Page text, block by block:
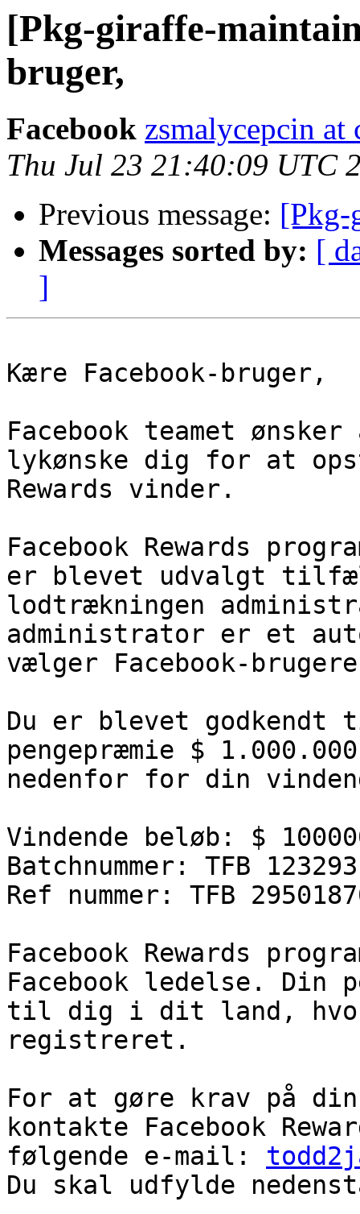
[Pkg-giraffe-
bruger,
Facebook zsmalycepcin at
Thu Jul 23 21:40:09 UTC
Previous message: [Pkg-
Messages sorted by: [
]
Kære Facebook-bruger,
Facebook teamet
lykønske dig for at
Rewards vinder.
Facebook Rewards
er blevet udvalgt
lodtrækningen
administrator er et
vælger Facebook-
Du er blevet
pengepræmie $
nedenfor for din
Vindende beløb: $
Batchnummer: TFB
Ref nummer: TFB
Facebook Rewards
Facebook ledelse. Din
til dig i dit land, hvor
registreret.
For at gøre krav på
kontakte Facebook
følgende e-mail:
Du skal udfylde